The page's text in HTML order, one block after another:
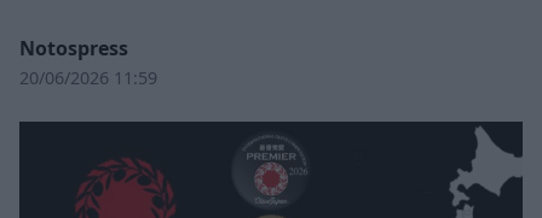
Notospress
20/06/2026 11:59